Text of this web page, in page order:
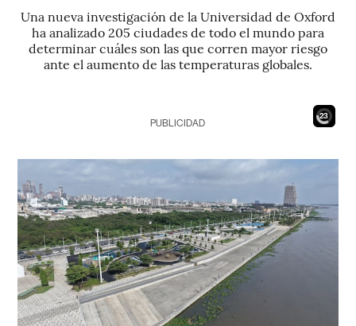
Una nueva investigación de la Universidad de Oxford
ha analizado 205 ciudades de todo el mundo para
determinar cuáles son las que corren mayor riesgo
ante el aumento de las temperaturas globales.
21
PUBLICIDAD